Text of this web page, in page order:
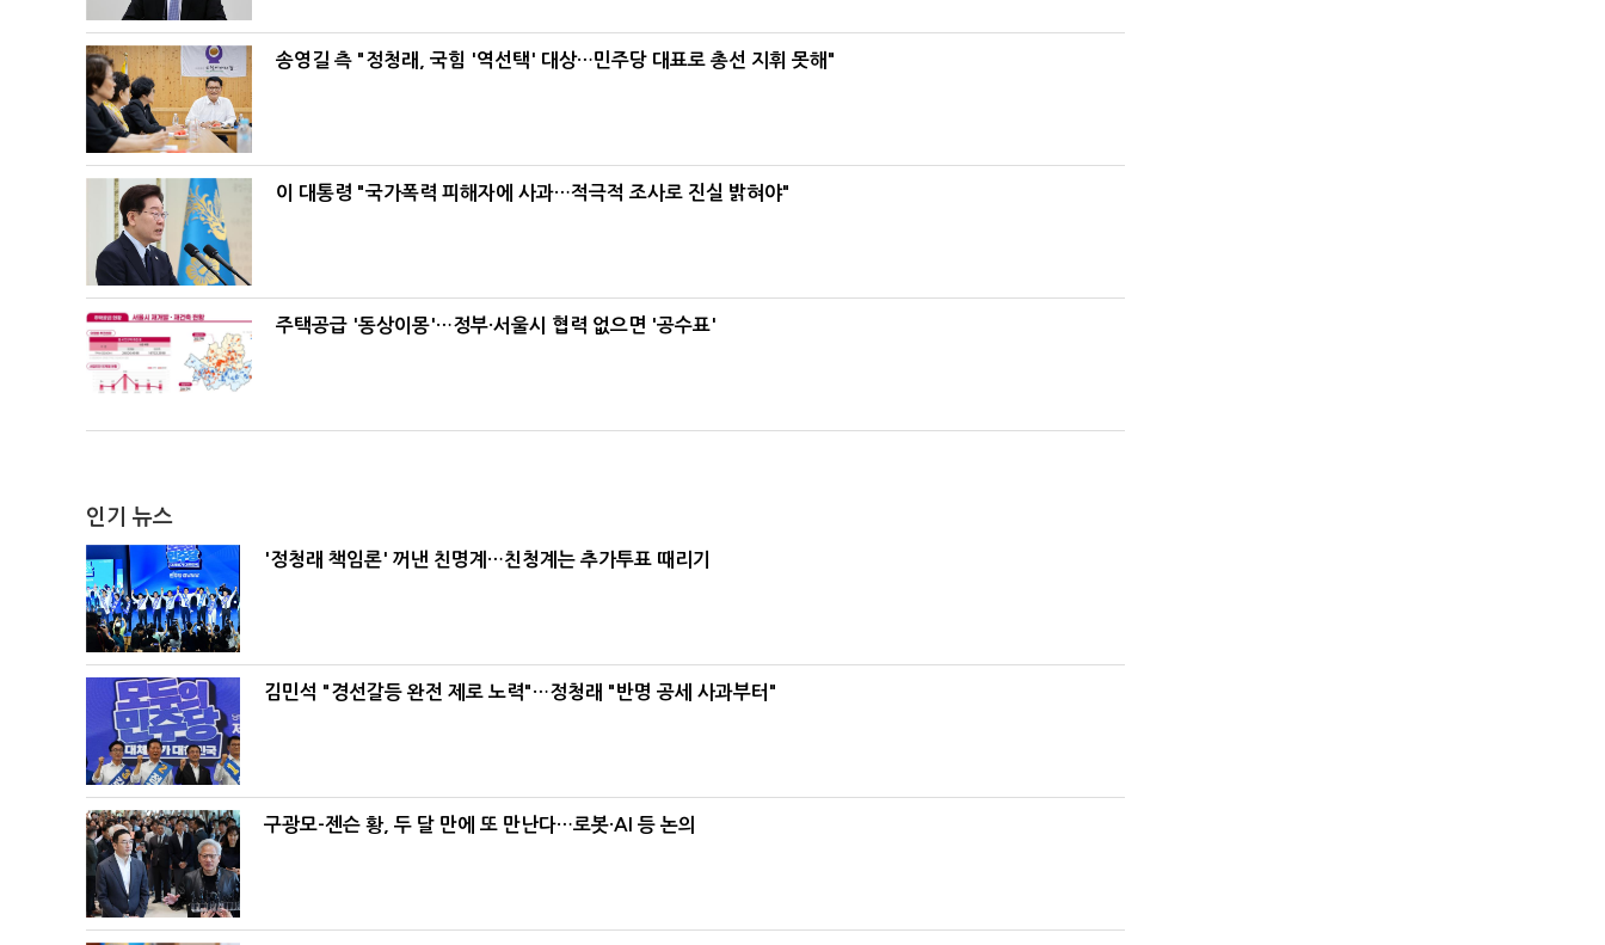
송영길 측 "정청래, 국힘 '역선택' 대상…민주당 대표로 총선 지휘 못해"
이 대통령 "국가폭력 피해자에 사과…적극적 조사로 진실 밝혀야"
주택공급 '동상이몽'…정부·서울시 협력 없으면 '공수표'
인기 뉴스
'정청래 책임론' 꺼낸 친명계…친청계는 추가투표 때리기
김민석 "경선갈등 완전 제로 노력"…정청래 "반명 공세 사과부터"
구광모-젠슨 황, 두 달 만에 또 만난다…로봇·AI 등 논의